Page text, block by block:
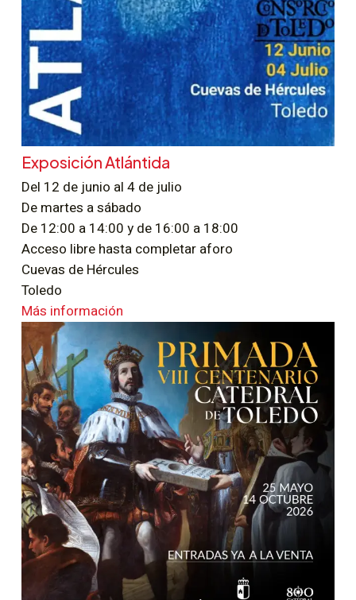
Exposición Atlántida
Del 12 de junio al 4 de julio
De martes a sábado
De 12:00 a 14:00 y de 16:00 a 18:00
Acceso libre hasta completar aforo
Cuevas de Hércules
Toledo
Más información